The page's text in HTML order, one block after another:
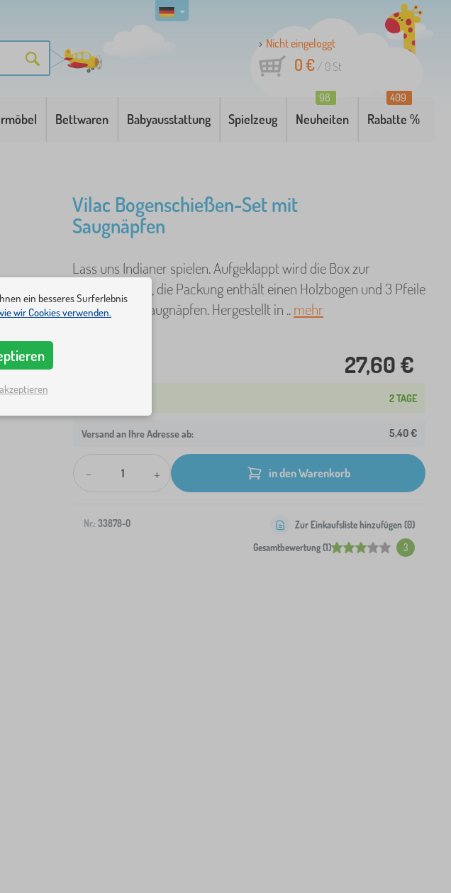
Nicht eingeloggt
0 €/ 0 St
Bettwaren Babyausstattung Spielzeug Neuheiten
98
Rabatte %
409
Vilac Bogenschießen-Set mit
Saugnäpfen
Lass uns Indianer spielen. Aufgeklappt wird die Box zur
Schießscheibe, die Packung enthält einen Holzbogen und 3 Pfeile
mit farbigen Saugnäpfen. Hergestellt in ..mehr
27,60 €
2 TAGE
Versand an Ihre Adresse ab: 5,40 €
- + in den Warenkorb
Nr.: 33878-0
Gesamtbewertung (1) 3
Zur Einkaufsliste hinzufügen (0)
ein besseres Surferlebnis
wir Cookies verwenden.